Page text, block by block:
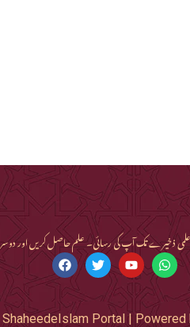
علمی ذخیرے تک آپ کی رسائی۔ علم حاصل کریں اور
Portal |